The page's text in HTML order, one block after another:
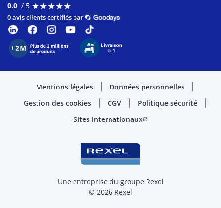
0.0 / 5 ★★★★★
★★★★★
0 avis clients certifiés par
Mentions légales
Données personnelles
Gestion des cookies
CGV
Politique sécurité
Sites internationauxopen_in_new
Une entreprise du groupe Rexel
© 2026 Rexel